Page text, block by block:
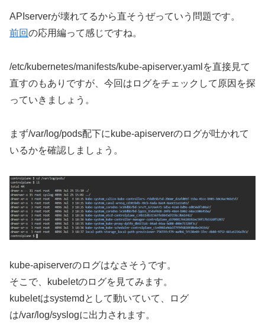
APIserverが壊れてるから直そうぜっていう問題です。
前回の応用編って感じですね。
/etc/kubernetes/manifests/kube-apiserver.yamlを直接見て
直すのもありですが、今回はログをチェックして原因を探
っていきましょう。
まず/var/log/pods配下にkube-apiserverのログが吐かれて
いるかを確認しましょう。
kube-apiserverのログはなさそうです。
そこで、kubeletのログを見てみます。
kubeletはsystemdとして動いていて、ログ
は/var/log/syslogに出力されます。